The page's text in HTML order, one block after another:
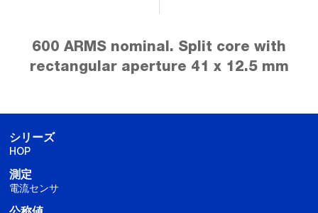
600 ARMS nominal. Split core with
rectangular aperture 41 x 12.5 mm
シリーズ
HOP
測定
電流センサ